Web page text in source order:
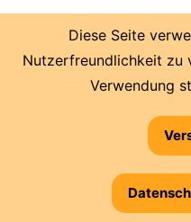
Diese Seite
Nutzerfreundlichkeit zu
Verwendung